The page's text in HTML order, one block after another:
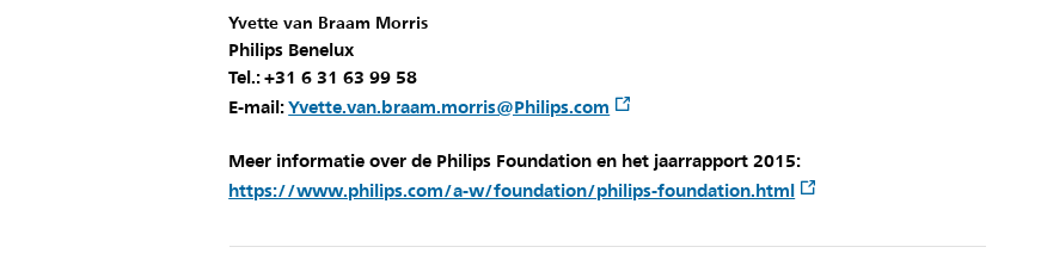
Yvette van Braam Morris
Philips Benelux
Tel.: +31 6 31 63 99 58
E-mail:Yvette.van.braam.morris@Philips.com
Meer informatie over de Philips Foundation en het jaarrapport 2015:
https://www.philips.com/a-w/foundation/philips-foundation.html